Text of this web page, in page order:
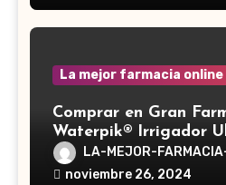
La mejor farmacia
Comprar en Gran
Waterpik® Irrigador
LA-MEJOR-
noviembre 26, 2024